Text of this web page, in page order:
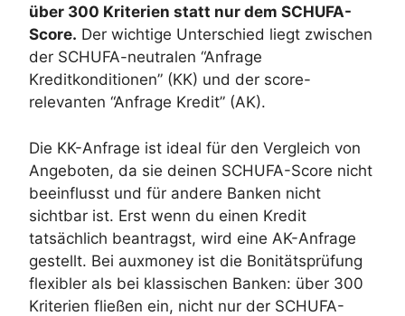
über 300 Kriterien statt nur dem SCHUFA-
Score. Der wichtige Unterschied liegt zwischen
der SCHUFA-neutralen “Anfrage
Kreditkonditionen” (KK) und der score-
relevanten “Anfrage Kredit” (AK).
Die KK-Anfrage ist ideal für den Vergleich von
Angeboten, da sie deinen SCHUFA-Score nicht
beeinflusst und für andere Banken nicht
sichtbar ist. Erst wenn du einen Kredit
tatsächlich beantragst, wird eine AK-Anfrage
gestellt. Bei auxmoney ist die Bonitätsprüfung
flexibler als bei klassischen Banken: über 300
Kriterien fließen ein, nicht nur der SCHUFA-